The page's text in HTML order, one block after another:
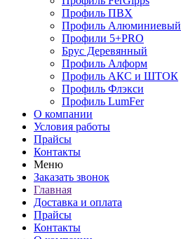
Профиль ПВХ
Профиль Алюминиевый
Профили 5+PRO
Брус Деревянный
Профиль Алформ
Профиль АКС и ШТОК
Профиль Флэкси
Профиль LumFer
О компании
Условия работы
Прайсы
Контакты
Меню
Заказать звонок
Главная
Доставка и оплата
Прайсы
Контакты